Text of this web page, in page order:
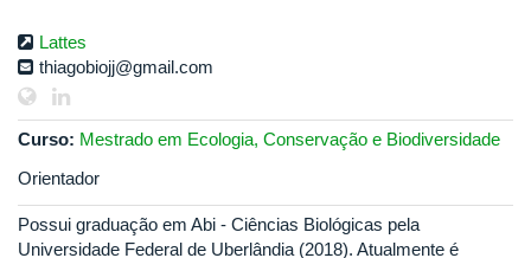
Lattes
thiagobiojj@gmail.com
Curso: Mestrado em Ecologia, Conservação e Biodiversidade
Orientador
Possui graduação em Abi - Ciências Biológicas pela
Universidade Federal de Uberlândia (2018). Atualmente é